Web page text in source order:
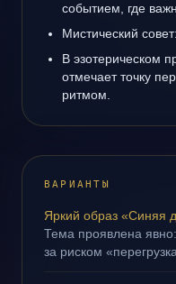
событием, где
Мистический
В эзотерическом
отмечает точку
ритмом.
ВАРИАНТЫ
Яркий образ «Синяя
Тема проявлена
за риском